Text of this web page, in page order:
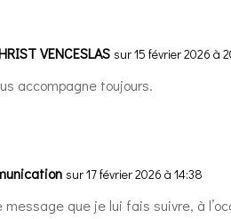
VENCESLAS sur 15 février 2026 à
accompagne toujours.
sur 17 février 2026 à 14:38
message que je lui fais suivre, à